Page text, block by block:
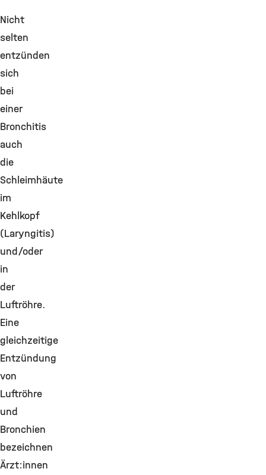
Nicht
selten
entzünden
sich
bei
einer
Bronchitis
auch
die
Schleimhäute
im
Kehlkopf
(Laryngitis)
und/oder
in
der
Luftröhre.
Eine
gleichzeitige
Entzündung
von
Luftröhre
und
Bronchien
bezeichnen
Ärzt:innen